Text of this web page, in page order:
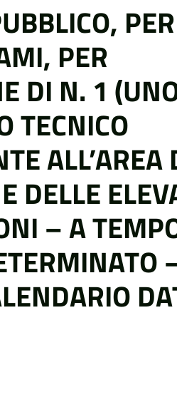
PER
PER
DI N. 1
TECNICO
ALL’AREA
DELLE
– A